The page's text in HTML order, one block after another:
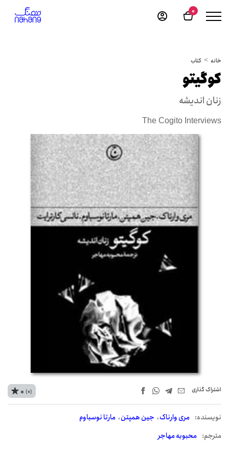
0
خانه کتاب
کوگیتو
زنان اندیشه
The Cogito Interviews
اشتراک‌ گذاری
نويسنده: مری وارناک جین همپتن مارتا نوسباوم
مترجم: محبوبه مهاجر
0 (0)